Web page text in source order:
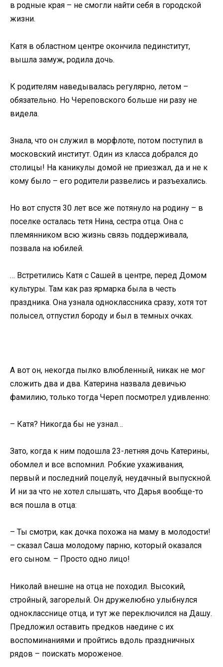
в родные края – не смогли найти себя в городской
жизни.
Катя в областном центре окончила пединститут,
вышла замуж, родила дочь.
К родителям наведывалась регулярно, летом –
обязательно. Но Череповского больше ни разу не
видела.
Знала, что он служил в морфлоте, потом поступил в
московский институт. Один из класса добрался до
столицы! На каникулы домой не приезжал, да и не к
кому было – его родители развелись и разъехались.
Но вот спустя 30 лет все же потянуло на родину – в
поселке осталась тетя Нина, сестра отца. Она с
племянником всю жизнь связь поддерживала,
позвала на юбилей.
… Встретились Катя с Сашей в центре, перед Домом
культуры. Там как раз ярмарка была в честь
праздника. Она узнала одноклассника сразу, хотя тот
полысел, отпустил бороду и был в темных очках.
А вот он, некогда пылко влюбленный, никак не мог
сложить два и два. Катерина назвала девичью
фамилию, только тогда Череп посмотрел удивленно:
– Катя? Никогда бы не узнал…
Зато, когда к ним подошла 23-летняя дочь Катерины,
обомлел и все вспомнил. Робкие ухаживания,
первый и последний поцелуй, неудачный выпускной.
И ни за что не хотел слышать, что Дарья вообще-то
вся пошла в отца:
– Ты смотри, как дочка похожа на маму в молодости!
– сказал Саша молодому парню, который оказался
его сыном. – Просто одно лицо!
Николай внешне на отца не походил. Высокий,
стройный, загорелый. Он дружелюбно улыбнулся
однокласснице отца, и тут же переключился на Дашу.
Предложил оставить предков наедине с их
воспоминаниями и пройтись вдоль праздничных
рядов – поискать мороженое.